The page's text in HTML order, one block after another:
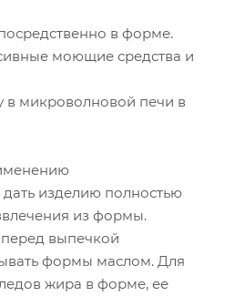
в форме.
моющие средства и
в микроволновой печи в
изделию полностью
из формы.
выпечкой
формы маслом. Для
жира в форме, ее